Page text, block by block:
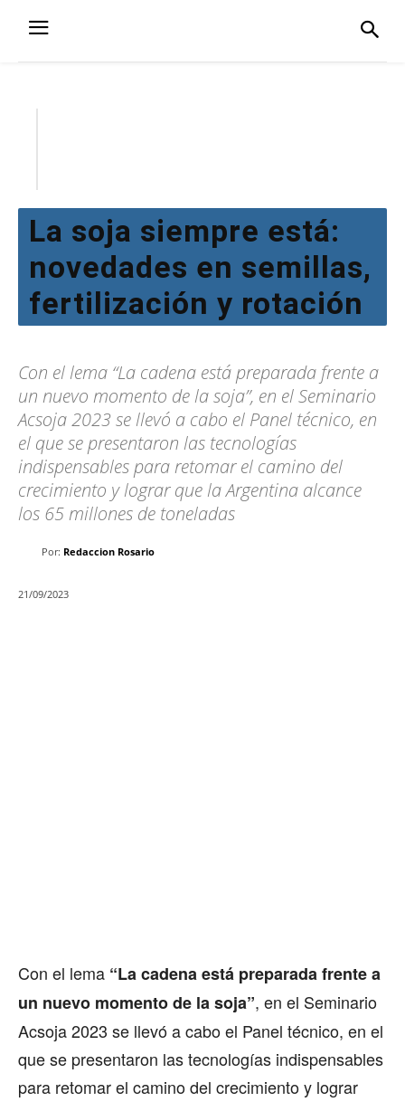
La soja siempre está:
novedades en semillas,
fertilización y rotación
Con el lema “La cadena está preparada frente a
un nuevo momento de la soja”, en el Seminario
Acsoja 2023 se llevó a cabo el Panel técnico, en
el que se presentaron las tecnologías
indispensables para retomar el camino del
crecimiento y lograr que la Argentina alcance
los 65 millones de toneladas
Por: Redaccion Rosario
21/09/2023
Con el lema “La cadena está preparada frente a
un nuevo momento de la soja”, en el Seminario
Acsoja 2023 se llevó a cabo el Panel técnico, en el
que se presentaron las tecnologías indispensables
para retomar el camino del crecimiento y lograr